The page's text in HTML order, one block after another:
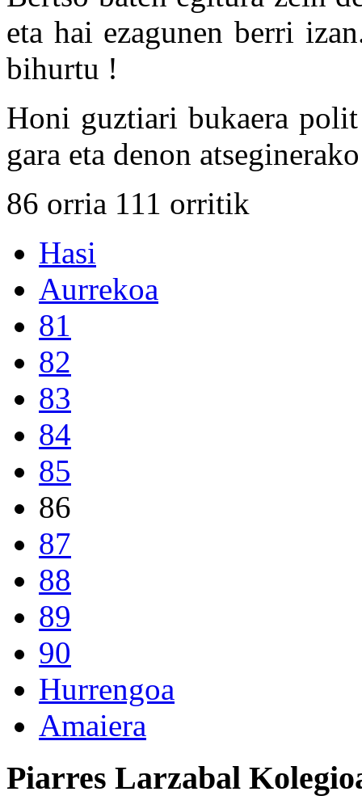
eta hai ezagunen berri
bihurtu !
Honi guztiari bukaera
gara eta denon
86 orria 111 orritik
Hasi
Aurrekoa
81
82
83
84
85
86
87
88
89
90
Hurrengoa
Amaiera
Piarres Larzabal